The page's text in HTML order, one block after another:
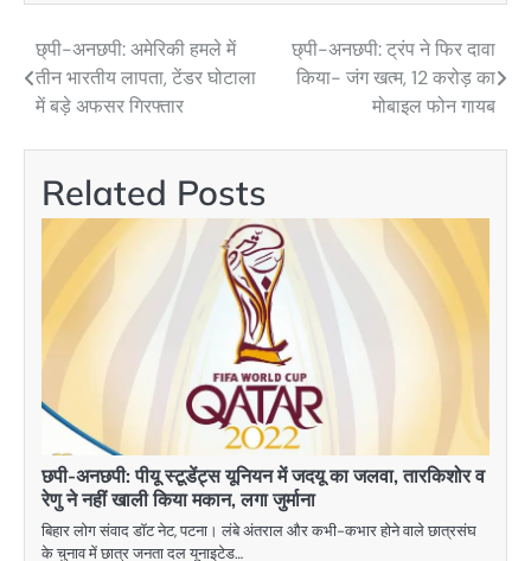
Post
navigation
छ्पी-अनछपी: अमेरिकी हमले में
तीन भारतीय लापता, टेंडर घोटाला
में बड़े अफसर गिरफ्तार
छ्पी-अनछपी: ट्रंप ने फिर दावा
किया- जंग खत्म, 12 करोड़ का
मोबाइल फोन गायब
Related Posts
छपी-अनछपी: पीयू स्टूडेंट्स यूनियन में जदयू का जलवा, तारकिशोर व
रेणु ने नहीं खाली किया मकान, लगा जुर्माना
बिहार लोग संवाद डॉट नेट, पटना। लंबे अंतराल और कभी-कभार होने वाले छात्रसंघ
के चुनाव में छात्र जनता दल यूनाइटेड…